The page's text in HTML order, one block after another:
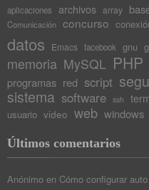
aplicaciones archivos array
Comunicación concurso
datos Emacs facebook gnu
memoria MySQL PHP
programas red script
sistema software ssh
usuario video web windows
Últimos comentarios
Anónimo en Cómo configurar